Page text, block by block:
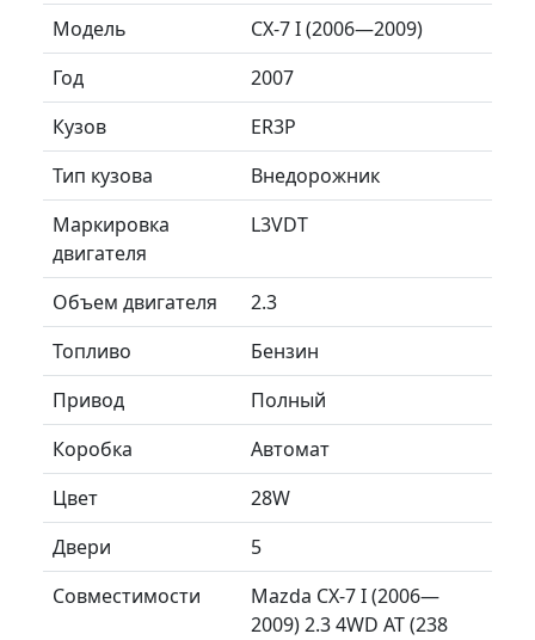
Модель
CX-7 I (2006—2009)
Год
2007
Кузов
ER3P
Тип кузова
Внедорожник
Маркировка
двигателя
L3VDT
Объем двигателя
2.3
Топливо
Бензин
Привод
Полный
Коробка
Автомат
Цвет
28W
Двери
5
Совместимости
Mazda CX-7 I (2006—
2009) 2.3 4WD AT (238